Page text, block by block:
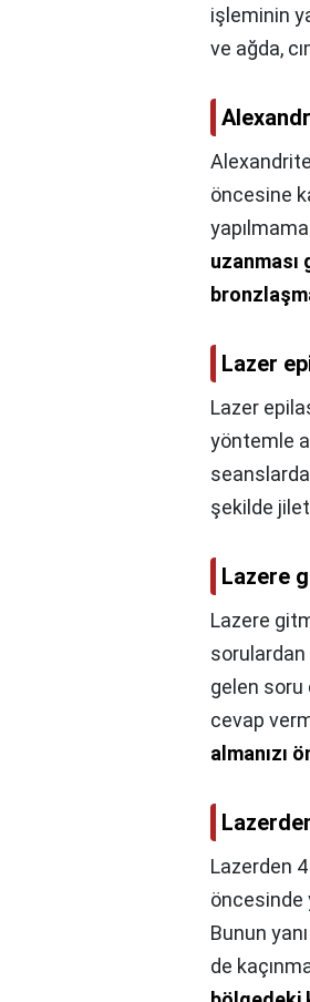
işleminin
ve ağda,
öncesine
uzanması
Lazer
Lazer
yöntemle
şekilde
Lazere
Lazere
sorulardan
gelen soru
cevap
almanızı
Lazerden 4
öncesinde
Bunun
de